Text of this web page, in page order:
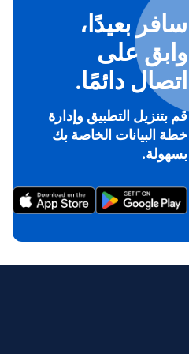
سافر بعيدًا،
وابق على
اتصال دائمًا.
قم بتنزيل التطبيق وإدارة
خطة البيانات الخاصة بك
بسهولة.